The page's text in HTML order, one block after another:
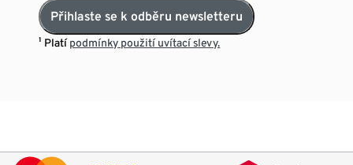
Přihlaste se k odběru newsletteru
¹ Platípodmínky použití uvítací slevy.